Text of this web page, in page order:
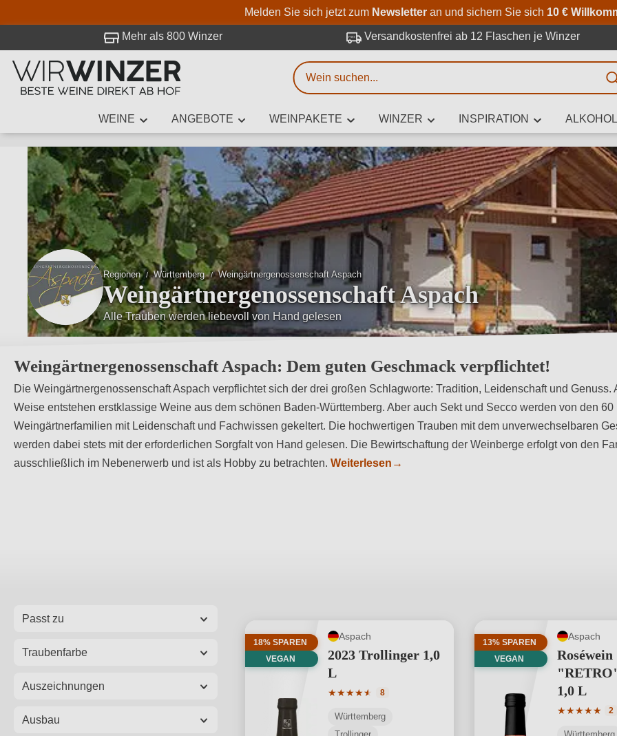
Zum Hauptinhalt springen
Zur Suche springen
Zur Hauptnavigation
Melden Sie sich jetzt zum Newsletteran und sichern Sie sich 10 €
Mehr als 800 Winzer Versandkostenfrei ab 12 Flaschen je Winzer
WEINE ANGEBOTE WEINPAKETE WINZER INSPIRATION
Regionen Württemberg Weingärtnergenossenschaft Aspach
Weingärtnergenossenschaft Aspach
Unsere Mitglieder bewirtschaften ihre Weinberge ausschließlich im Nebenerwerb oder als Hobby
Weingärtnergenossenschaft Aspach: Dem guten Geschmack verpflichtet!
Die Weingärtnergenossenschaft Aspach verpflichtet sich der drei großen Schlagworte: Tradition, Leidenschaft und Genuss.
Weise entstehen erstklassige Weine aus dem schönen Baden-Württemberg. Aber auch Sekt und Secco werden von den 60
Weingärtnerfamilien mit Leidenschaft und Fachwissen gekeltert. Die hochwertigen Trauben mit dem unverwechselbaren
werden dabei stets mit der erforderlichen Sorgfalt von Hand gelesen. Die Bewirtschaftung der Weinberge erfolgt von den
ausschließlich im Nebenerwerb und ist als Hobby zu betrachten. Weiterlesen →
Passt zu
Traubenfarbe
Auszeichnungen
Ausbau
18% SPAREN
VEGAN
Aspach
2023 Trollinger 1,0
L
★★★★★
★
Durchschnittliche Bewertung von 4.88 von 5 Sternen
8
Württemberg
13% SPAREN
VEGAN
Aspach
Roséwein
1,0 L
★★★★★ 2
Weinsuche
Mindestens 3 Zeichen eingeben
Beschreiben Sie, welchen Wein Sie suchen – ob nach Geschmack, Anlass,
Rebsorte, Region, Winzer oder anderen Kriterien.
bei WirWinzer.